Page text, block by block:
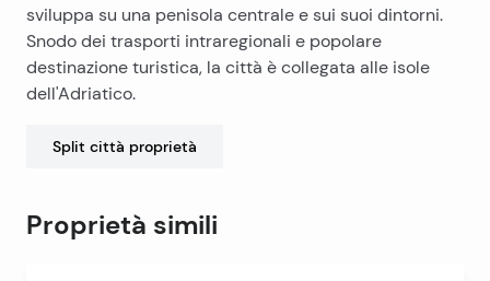
sviluppa su una penisola centrale e sui suoi dintorni.
Snodo dei trasporti intraregionali e popolare
destinazione turistica, la città è collegata alle isole
dell'Adriatico.
Split città proprietà
Proprietà simili